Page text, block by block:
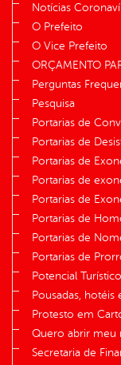
Notícias
O Prefeito
O Vice Prefeito
ORÇAMENTO
Perguntas
Pesquisa
Portarias de
Portarias de
Portarias de
Portarias de
Portarias de
Portarias de
Portarias de
Portarias de
Potencial Turístico
Pousadas, hotéis
Protesto em
Quero abrir meu
Secretaria de